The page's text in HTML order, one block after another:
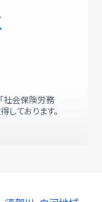
社会保険労務
しております。